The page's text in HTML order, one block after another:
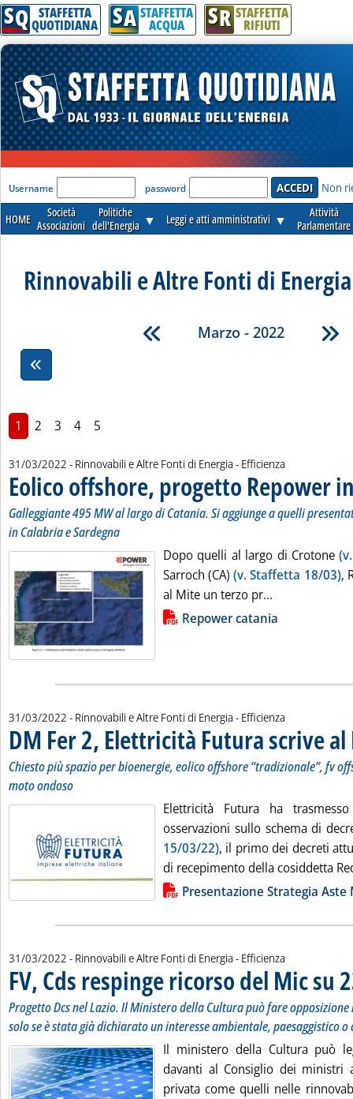
SQ STAFFETTA
QUOTIDIANA SA STAFFETTA
ACQUA SR STAFFETTA
RIFIUTI
'Modulo Login per accedere'
Username password Non
HOME
Società
Associazioni
Politiche
dell'Energia ▼ Leggi e atti amministrativi ▼
Attività
Parlamentare
Rinnovabili e Altre Fonti di
Marzo - 2022
1 2 3 4 5
31/03/2022 - Rinnovabili e Altre Fonti di Energia - Efficienza
Eolico offshore, progetto Repower
Galleggiante 495 MW al largo di Catania. Si aggiunge a quelli
in Calabria e Sardegna
Dopo quelli al largo di Crotone
Sarroch (CA)(v. Staffetta 18/03),
al Mite un terzo pr...
Lista allegati PDF alla notiziaRepower catania
31/03/2022 - Rinnovabili e Altre Fonti di Energia - Efficienza
DM Fer 2, Elettricità Futura scrive
Chiesto più spazio per bioenergie, eolico offshore “tradizionale”, fv
moto ondoso
Elettricità Futura ha
osservazioni sullo schema di
15/03/22), il primo dei decreti
di recepimento della cosiddetta
Lista allegati PDF alla notiziaPresentazione Strategia Aste
31/03/2022 - Rinnovabili e Altre Fonti di Energia - Efficienza
FV, Cds respinge ricorso del Mic su
Progetto Dcs nel Lazio. Il Ministero della Cultura può fare
solo se è stata già dichiarato un interesse ambientale, paesaggistico
Il ministero della Cultura può
davanti al Consiglio dei ministri
privata come quelli nelle